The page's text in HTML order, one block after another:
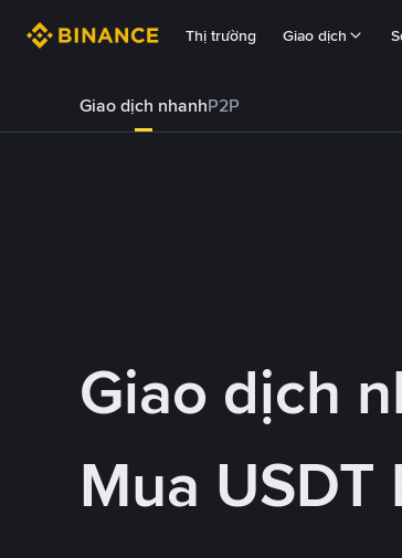
Thị trường Giao dịch
Giao dịch nhanhP2P
Giao dịch
Mua